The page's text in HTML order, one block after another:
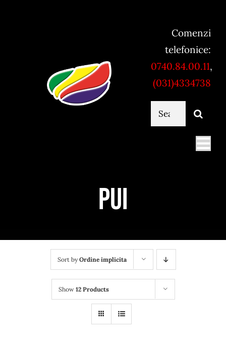
Comenzi
telefonice:
0740.84.00.11,
(031)4334738
Cautare...
Pui
Sort byOrdine implicita
Show 12 Products